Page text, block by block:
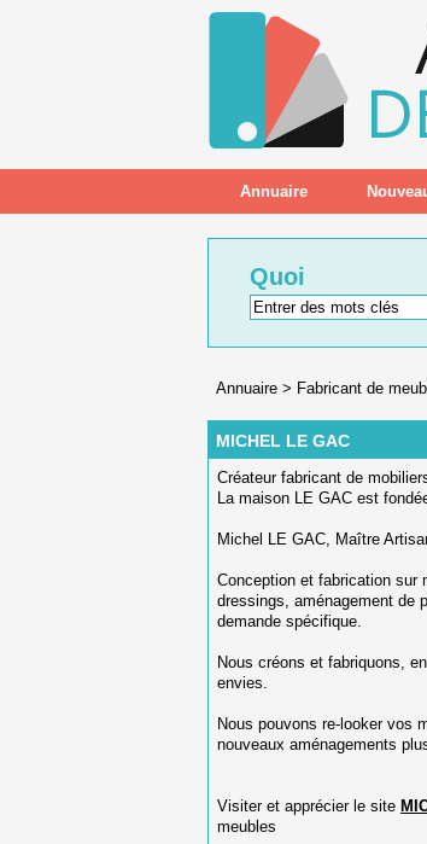
Annuaire
Quoi
Annuaire > Fabricant de
MICHEL LE GAC
Créateur fabricant de
La maison LE GAC est
Michel LE GAC, Maître
Conception et fabrication sur
dressings, aménagement de
demande spécifique.
Nous créons et fabriquons,
envies.
Nous pouvons re-looker vos
nouveaux aménagements
Visiter et apprécier le site
meubles